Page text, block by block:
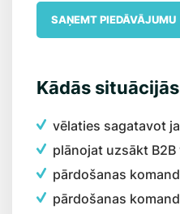
SAŅEMT PIEDĀVĀJUMU
Kādās
vēlaties sagatavot
plānojat uzsākt
pārdošanas
pārdošanas